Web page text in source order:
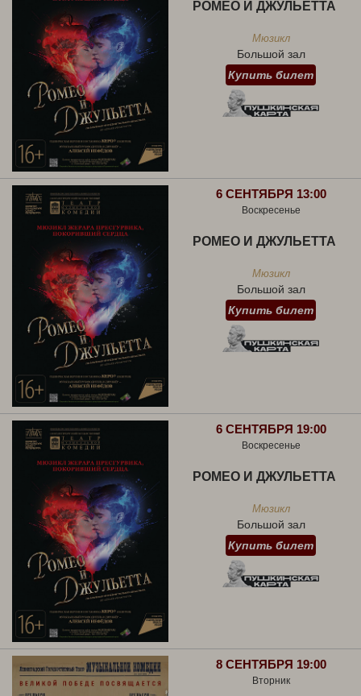
РОМЕО И ДЖУЛЬЕТТА
Мюзикл
Большой зал
Купить билет
6 СЕНТЯБРЯ 13:00
Воскресенье
РОМЕО И ДЖУЛЬЕТТА
Мюзикл
Большой зал
Купить билет
6 СЕНТЯБРЯ 19:00
Воскресенье
РОМЕО И ДЖУЛЬЕТТА
Мюзикл
Большой зал
Купить билет
8 СЕНТЯБРЯ 19:00
Вторник